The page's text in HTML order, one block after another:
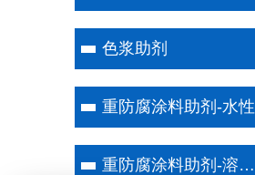
色浆助剂
重防腐涂料助剂-水性
重防腐涂料助剂-溶剂型